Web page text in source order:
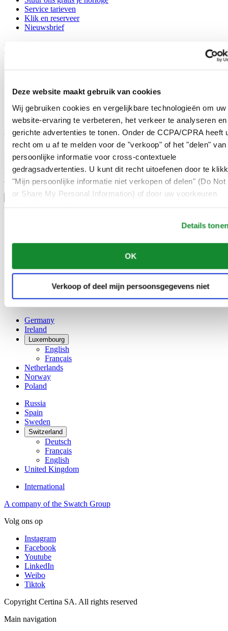
Deze website maakt gebruik van cookies
Wij gebruiken cookies en vergelijkbare technologieën om uw
website-ervaring te verbeteren, het verkeer te analyseren en
gerichte advertenties te tonen. Onder de CCPA/CPRA heeft
recht om u af te melden voor de "verkoop" of het "delen" van
persoonlijke informatie voor cross-contextuele
gedragsadvertenties. U kunt dit recht uitoefenen door te
"Mijn persoonlijke informatie niet verkopen of delen" (Do Not
or Share My Personal Information) of door uw voorkeuren
Details
OK
Verkoop of deel mijn persoonsgegevens niet
Service tarieven
Klik en reserveer
Nieuwsbrief
Legal
Cookie meldingen
Verkoopvoorwaarden
Herroeping van de overeenkomst
Word lid van de CERTINA club
Meld je aan en ontvang exclusieve aanbiedingen en
productrecensies
Schrijf je in!
Selecteer een land/regio
Taalkeuze
Français
简体中文
Denmark
Germany
Ireland
Luxembourg
English
Français
Netherlands
Norway
Poland
Russia
Spain
Sweden
Switzerland
Deutsch
Français
English
United Kingdom
International
A company of the Swatch Group
Volg ons op
Instagram
Facebook
Youtube
LinkedIn
Weibo
Tiktok
Copyright Certina SA. All rights reserved
Main navigation